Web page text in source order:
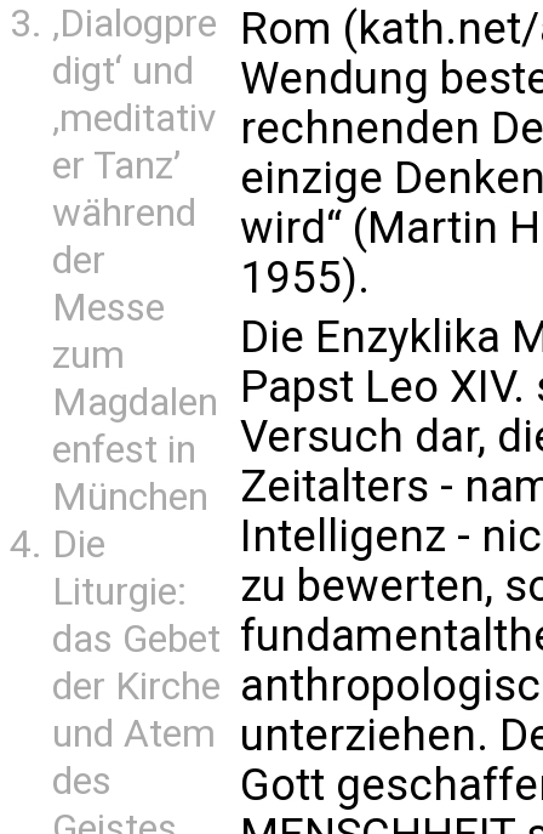
‚Dialogpre
digt‘ und
‚meditativ
er Tanz’
während
der
Messe
zum
Magdalen
enfest in
München
Die
Liturgie:
das Gebet
der Kirche
und Atem
des
Rom
Wendung
rechnenden
einzige
wird“ (Martin
1955).
Die Enzyklika
Papst Leo
Versuch dar,
Zeitalters -
Intelligenz -
zu bewerten,
unterziehen.
Gott